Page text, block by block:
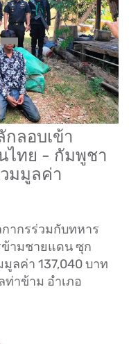
ลอบเข้า
ไทย - กัมพูชา
มมูลค่า
ากรร่วมกับทหาร
ามชายแดน ซุก
ลค่า 137,040 บาท
าข้าม อำเภอ